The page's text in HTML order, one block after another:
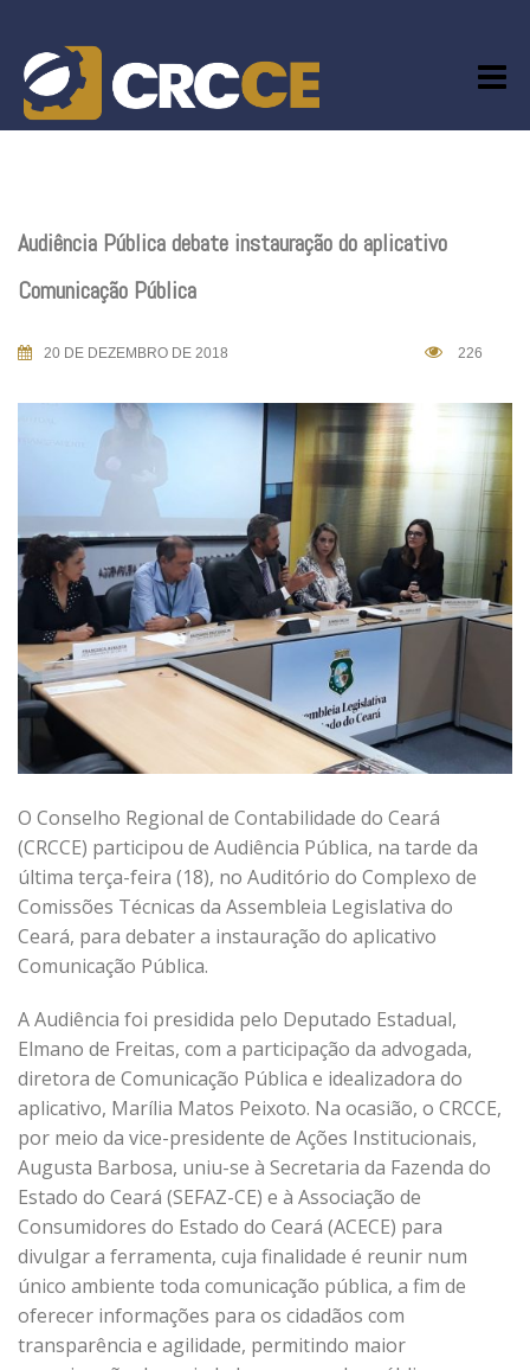
content
Audiência Pública debate instauração do aplicativo
Comunicação Pública
20 DE DEZEMBRO DE 2018 226
O Conselho Regional de Contabilidade do Ceará
(CRCCE) participou de Audiência Pública, na tarde da
última terça-feira (18), no Auditório do Complexo de
Comissões Técnicas da Assembleia Legislativa do
Ceará, para debater a instauração do aplicativo
Comunicação Pública.
A Audiência foi presidida pelo Deputado Estadual,
Elmano de Freitas, com a participação da advogada,
diretora de Comunicação Pública e idealizadora do
aplicativo, Marília Matos Peixoto. Na ocasião, o CRCCE,
por meio da vice-presidente de Ações Institucionais,
Augusta Barbosa, uniu-se à Secretaria da Fazenda do
Estado do Ceará (SEFAZ-CE) e à Associação de
Consumidores do Estado do Ceará (ACECE) para
divulgar a ferramenta, cuja finalidade é reunir num
único ambiente toda comunicação pública, a fim de
oferecer informações para os cidadãos com
transparência e agilidade, permitindo maior